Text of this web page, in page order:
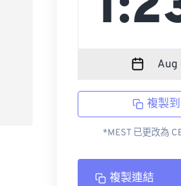
複製
*MEST 已更改為
複製連結